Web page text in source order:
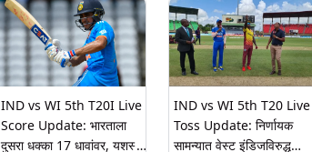
IND vs WI 5th T20I Live
Score Update: भारताला
दुसरा धक्का 17 धावांवर, यशस्वी
IND vs WI 5th T20 Live
Toss Update: निर्णायक
सामन्यात वेस्ट इंडिजविरुद्ध